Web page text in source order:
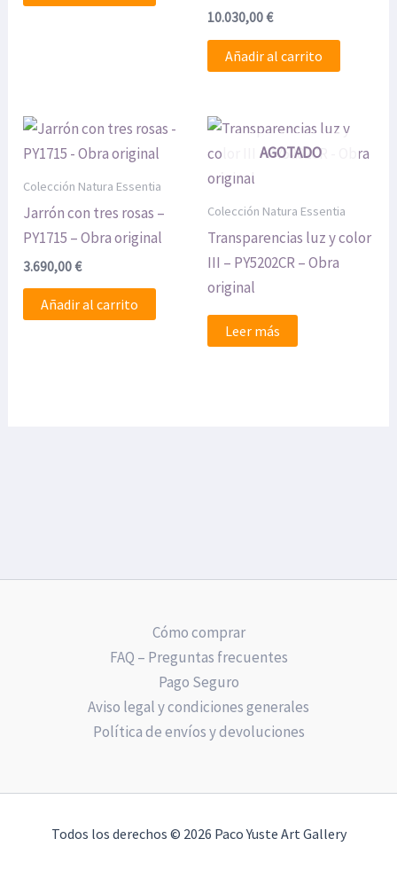
10.030,00€
Añadir al carrito
Colección Natura Essentia
Jarrón con tres rosas –
PY1715 – Obra original
3.690,00€
Añadir al carrito
AGOTADO
Colección Natura Essentia
Transparencias luz y color
III – PY5202CR – Obra
original
Leer más
Cómo comprar
FAQ – Preguntas frecuentes
Pago Seguro
Aviso legal y condiciones generales
Política de envíos y devoluciones
Todos los derechos © 2026 Paco Yuste Art Gallery